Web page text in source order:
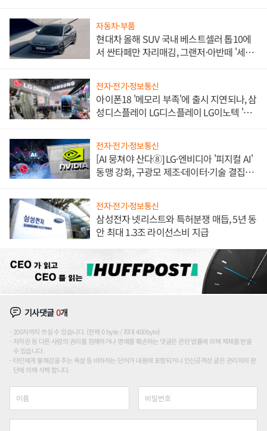
자동차·부품
현대차 올해 SUV 국내 베스트셀러 톱10에
서 싼타페만 자리매김, 그랜저·아반떼 '세단
전자·전기·정보통신
아이폰18 '메모리 부족'에 출시 지연되나, 삼
성디스플레이 LG디스플레이 LG이노텍 '탈
전자·전기·정보통신
[AI 뭉쳐야 산다⑧] LG·엔비디아 '피지컬 AI'
동맹 강화, 구광모 제조·데이터·기술 결집
전자·전기·정보통신
삼성전자 넷리스트와 특허분쟁 매듭, 5년 동
안 최대 1.3조 라이선스비 지급
기사댓글0개
200자까지 쓰실 수 있습니다. (현재 0 byte / 최대 400byte)
저작권 등 다른 사람의 권리를 침해하거나 명예를 훼손하는 댓글은 관련 법률에 의해 제재를 받을
수 있습니다.
타인에게 불쾌감을 주는 욕설 등 비하하는 단어가 내용에 포함되거나 인신공격성 글은 관리자의 판
단에 의해 삭제 합니다.